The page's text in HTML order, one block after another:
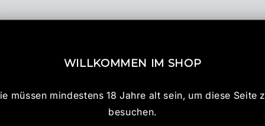
WILLKOMMEN IM SHOP
müssen mindestens 18 Jahre alt sein, um diese Seite
besuchen.